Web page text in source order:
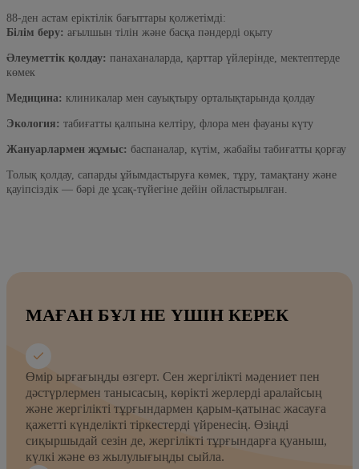
88-ден астам еріктілік бағыттары қолжетімді:
Білім беру: ағылшын тілін және басқа пәндерді оқыту
Әлеуметтік қолдау: панаханаларда, қарттар үйлерінде, мектептерде
көмек
Медицина: клиникалар мен сауықтыру орталықтарында қолдау
Экология: табиғатты қалпына келтіру, флора мен фауаны күту
Жануарлармен жұмыс: баспаналар, күтім, жабайы табиғатты қорғау
Толық қолдау, сапарды ұйымдастыруға көмек, тұру, тамақтану және
қауіпсіздік — бәрі де ұсақ-түйегіне дейін ойластырылған.
МАҒАН БҰЛ НЕ ҮШІН КЕРЕК
Өмір ырғағыңды өзгерт. Сен жергілікті мәдениет пен
дәстүрлермен танысасың, көрікті жерлерді аралайсың
және жергілікті тұрғындармен қарым-қатынас жасауға
қажетті күнделікті тіркестерді үйренесің. Өзіңді
сиқыршыдай сезін де, жергілікті тұрғындарға қуаныш,
күлкі және өз жылулығыңды сыйла.